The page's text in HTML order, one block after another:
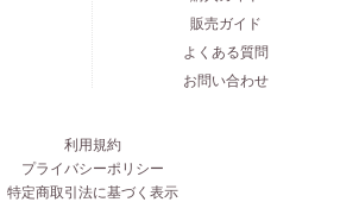
販売ガイド
よくある質問
お問い合わせ
利用規約
プライバシーポリシー
特定商取引法に基づく表示